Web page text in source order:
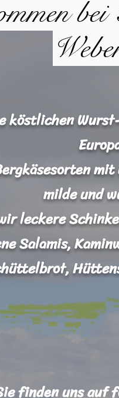
köstlichen
milde und
leckere
Salamis,
finden uns auf